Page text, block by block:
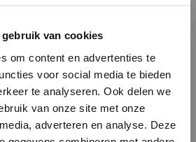
van cookies
om content en advertenties te
voor social media te bieden
te analyseren. Ook delen we
van onze site met onze
adverteren en analyse. Deze
LOGIN
BRAND
Harper & Yve